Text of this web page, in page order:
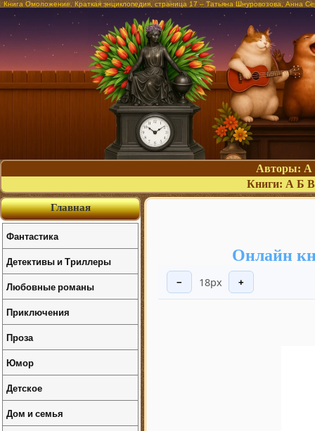
Книга Омоложение. Краткая энциклопедия, страница 17 – Татьяна Шнуровозова, Анна
Авторы: А
Книги: А Б В
Онлайн
− 18px +
Главная
Фантастика
Детективы и Триллеры
Любовные романы
Приключения
Проза
Юмор
Детское
Дом и семья